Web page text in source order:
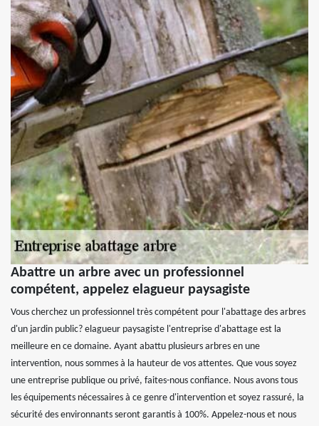
Abattre un arbre avec un professionnel
compétent, appelez elagueur paysagiste
Vous cherchez un professionnel très compétent pour l'abattage des arbres
d'un jardin public? elagueur paysagiste l'entreprise d'abattage est la
meilleure en ce domaine. Ayant abattu plusieurs arbres en une
intervention, nous sommes à la hauteur de vos attentes. Que vous soyez
une entreprise publique ou privé, faites-nous confiance. Nous avons tous
les équipements nécessaires à ce genre d'intervention et soyez rassuré, la
sécurité des environnants seront garantis à 100%. Appelez-nous et nous